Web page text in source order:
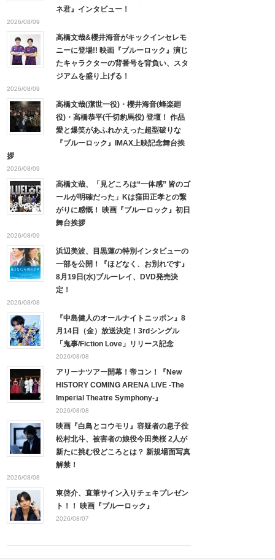
ネ君』インタビュー！
2026/08/09
高橋文哉&櫻井海音がキックインセレモ
ニーに登場!! 映画『ブルーロック』演じ
たキャラクターの背番号を背負い、スタ
ジアムを盛り上げる！
2026/08/09
高橋文哉(潔世一役)・櫻井海音(蜂楽廻
役)・高橋恭平(千切豹馬役) 登壇！ 作品
愛と爆笑があふれかえった超型破りな
『ブルーロック』IMAX上映記念舞台挨
拶
2026/08/09
高橋文哉、「見どころは“一体感” 皆のゴ
ールが明確だった」Kは窪田正孝との繋
がりに感慨！ 映画『ブルーロック』初日
舞台挨拶
2026/08/09
浜辺美波、目黒蓮の特別インタビューの
一部を公開！『ほどなく、お別れです』
8月19日(水)ブルーレイ、DVD発売決
定！
2026/08/08
『中島健人のオールナイトニッポン』8
月14日（金）放送決定！3rdシングル
「鬼事/Fiction Love」リリース記念
2026/08/08
アリーナツアー開幕！帝コン！『New
HISTORY COMING ARENA LIVE -The
Imperial Theatre Symphony-』
2026/08/08
映画『白鳥とコウモリ』容疑者の息子役
松村北斗、被害者の娘役今田美桜 2人が
新たに挑む役どころとは？ 新規場面写真
解禁！
2026/08/08
東啓介、直筆サイン入りチェキプレゼン
ト！！ 映画『ブルーロック』
2026/08/07